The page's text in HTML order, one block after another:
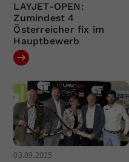
LAYJET-OPEN:
Zumindest 4
Österreicher fix im
Hauptbewerb
03.09.2025